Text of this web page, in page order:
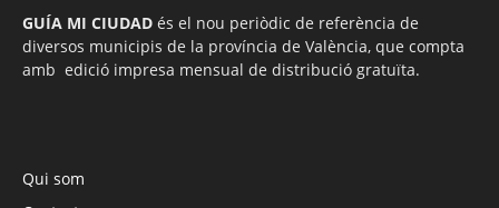
GUÍA MI CIUDAD és el nou periòdic de referència de
diversos municipis de la província de València, que compta
amb edició impresa mensual de distribució gratuïta.
Qui som